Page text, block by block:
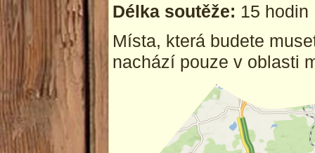
Délka soutěže: 15 hodin
Místa, která budete
nachází pouze v oblasti